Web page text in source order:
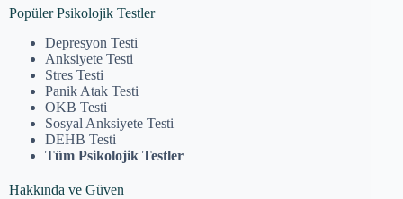
Popüler Psikolojik Testler
Depresyon Testi
Anksiyete Testi
Stres Testi
Panik Atak Testi
OKB Testi
Sosyal Anksiyete Testi
DEHB Testi
Tüm Psikolojik Testler
Hakkında ve Güven